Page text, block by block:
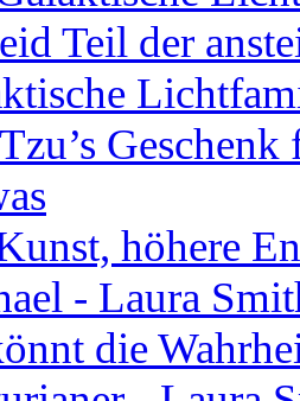
Teil der
höhere
- Laura
die